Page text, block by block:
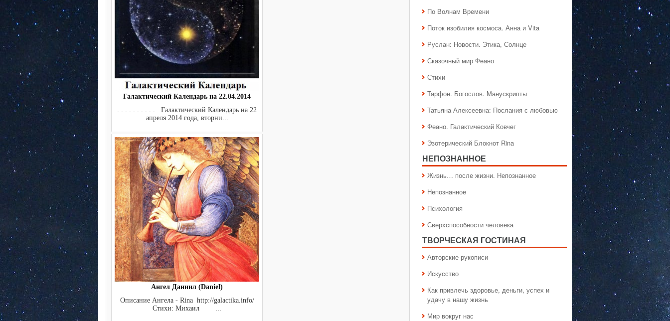
Галактический Календарь на 22.04.2014
. . . . . . . . . . Галактический Календарь на 22
апреля 2014 года, вторни...
Ангел Даниил (Daniel)
Описание Ангела - Rina http://galactika.info/
Стихи: Михаил ...
По Волнам Времени
Поток изобилия космоса. Анна и Vita
Руслан: Новости. Этика, Солнце
Сказочный мир Феано
Стихи
Тарфон. Богослов. Манускрипты
Татьяна Алексеевна: Послания с любовью
Феано. Галактический Ковчег
Эзотерический Блокнот Rina
НЕПОЗНАННОЕ
Жизнь… после жизни. Непознанное
Непознанное
Психология
Сверхспособности человека
ТВОРЧЕСКАЯ ГОСТИНАЯ
Авторские рукописи
Искусство
Как привлечь здоровье, деньги, успех и
удачу в нашу жизнь
Мир вокруг нас